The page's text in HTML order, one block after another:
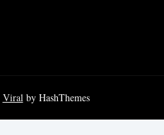
Viralby HashThemes